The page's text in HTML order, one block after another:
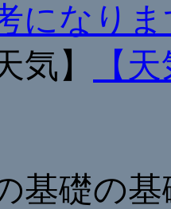
になり
気】
【
基礎の